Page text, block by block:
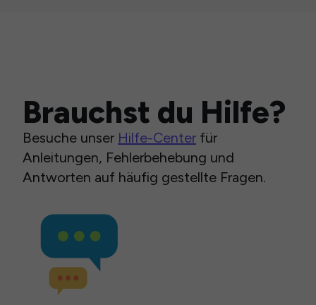
Brauchst du Hilfe?
Besuche unser Hilfe-Center für
Anleitungen, Fehlerbehebung und
Antworten auf häufig gestellte Fragen.